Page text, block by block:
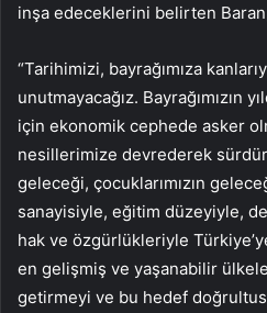
inşa edeceklerini belirten
“Tarihimizi, bayrağımıza
unutmayacağız. Bayrağımızın
için ekonomik cephede asker
nesillerimize devrederek
geleceği, çocuklarımızın
sanayisiyle, eğitim düzeyiyle,
hak ve özgürlükleriyle
en gelişmiş ve yaşanabilir
getirmeyi ve bu hedef